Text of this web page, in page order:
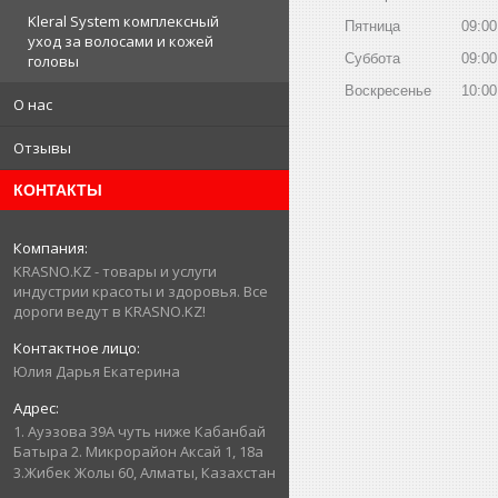
Kleral System комплексный
уход за волосами и кожей
головы
О нас
Отзывы
КОНТАКТЫ
KRASNO.KZ - товары и услуги
индустрии красоты и здоровья. Все
дороги ведут в KRASNO.KZ!
Юлия Дарья Екатерина
1. Ауэзова 39А чуть ниже Кабанбай
Батыра ㅤㅤㅤㅤㅤㅤㅤㅤㅤㅤㅤㅤㅤㅤ2. ​Микрорайон Аксай 1, 18а
3.Жибек Жолы 60, Алматы, Казахстан
Пятница
09:00
Суббота
09:00
Воскресенье
10:00